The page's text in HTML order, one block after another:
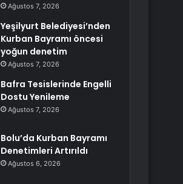
Ağustos 7, 2026
Yeşilyurt Belediyesi’nden
Kurban Bayramı öncesi
yoğun denetim
Ağustos 7, 2026
Bafra Tesislerinde Engelli
Dostu Yenileme
Ağustos 7, 2026
Bolu’da Kurban Bayramı
Denetimleri Artırıldı
Ağustos 6, 2026